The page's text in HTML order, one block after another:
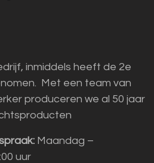
inmiddels heeft de 2e
Met een team van
produceren we al 50 jaar
Maandag –
uur